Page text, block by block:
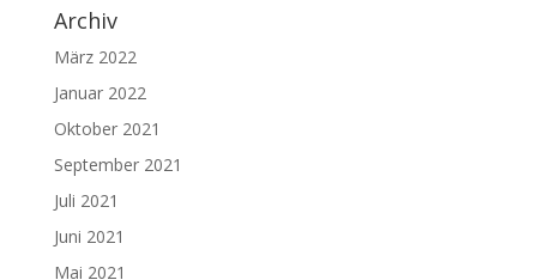
Archiv
März 2022
Januar 2022
Oktober 2021
September 2021
Juli 2021
Juni 2021
Mai 2021